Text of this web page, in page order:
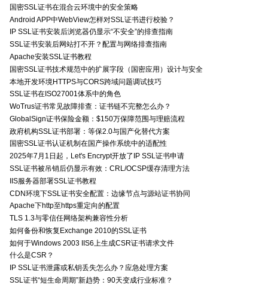
国密SSL证书在混合云环境中的安全策略
Android APP中WebView怎样对SSL证书进行校验？
IP SSL证书安装后浏览器仍显示“不安全”的排查指南
SSL证书安装后网站打不开？配置与网络排查指南
Apache安装SSL证书教程
国密SSL证书技术规范中的扩展字段（国密应用）设计与安全
本地开发环境HTTPS与CORS跨域问题调试技巧
SSL证书在ISO27001体系中的角色
WoTrus证书常见故障排查：证书链不完整怎么办？
GlobalSign证书保险金额：$150万保障范围与理赔流程
政府机构SSL证书部署：等保2.0与国产化替代方案
国密SSL证书认证机制在国产操作系统中的适配性
2025年7月1日起，Let's Encrypt开放了IP SSL证书申请
SSL证书被吊销后仍显示有效：CRL/OCSP缓存清理方法
IIS服务器部署SSL证书教程
CDN环境下SSL证书安全配置：边缘节点与源站证书协同
Apache下http至https重定向的配置
TLS 1.3与零信任网络架构兼容性分析
如何备份和恢复Exchange 2010的SSL证书
如何于Windows 2003 IIS6上生成CSR证书请求文件
什么是CSR？
IP SSL证书泄露或私钥丢失怎么办？应急处理方案
SSL证书“短生命周期”新趋势：90天变成行业标准？